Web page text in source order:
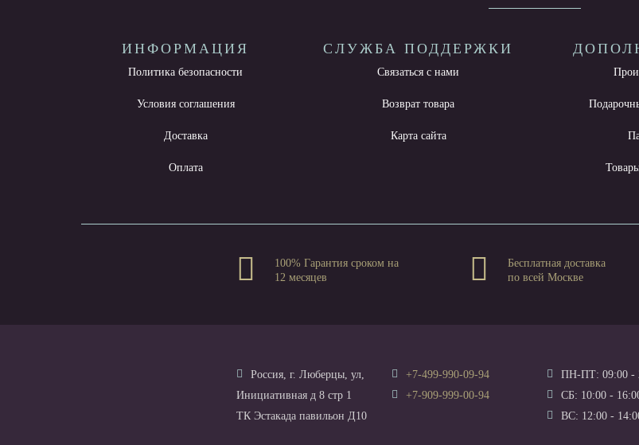
ИНФОРМАЦИЯ
Политика безопасности
Условия соглашения
Доставка
Оплата
СЛУЖБА ПОДДЕРЖКИ
Связаться с нами
Возврат товара
Карта сайта
100% Гарантия сроком на
12 месяцев
Бесплатная доставка
по всей Москве
Россия, г. Люберцы, ул,
Инициативная д 8 стр 1
ТК Эстакада павильон Д10
+7-499-990-09-94
+7-909-999-00-94
ПН-ПТ: 09:00 -
СБ: 10:00 -
ВС: 12:00 -